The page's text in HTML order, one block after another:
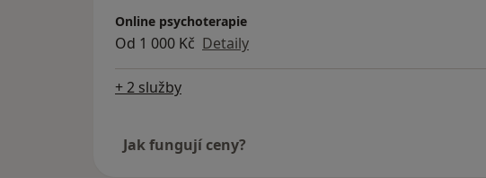
Online psychoterapie
Od 1 000 Kč Detaily
+ 2 služby
Jak fungují ceny?